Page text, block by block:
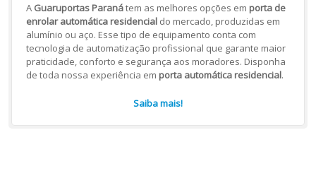
A Guaruportas Paranátem as melhores opções em porta de
enrolar automática residencialdo mercado, produzidas em
alumínio ou aço. Esse tipo de equipamento conta com
tecnologia de automatização profissional que garante maior
praticidade, conforto e segurança aos moradores. Disponha
de toda nossa experiência em porta automática residencial.
Saiba mais!